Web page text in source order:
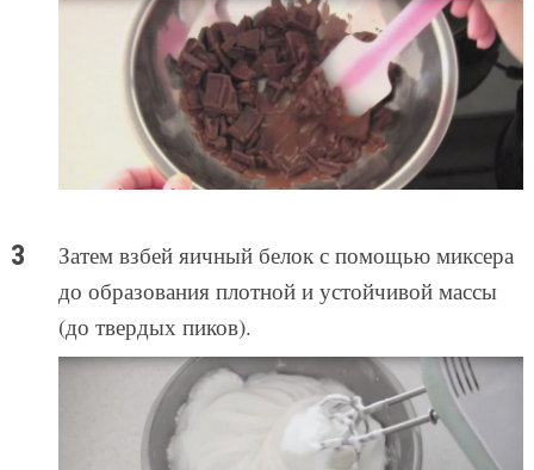
Затем взбей яичный белок с помощью миксера
до образования плотной и устойчивой массы
(до твердых пиков).